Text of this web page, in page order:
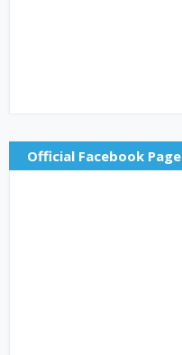
Official Facebook Page